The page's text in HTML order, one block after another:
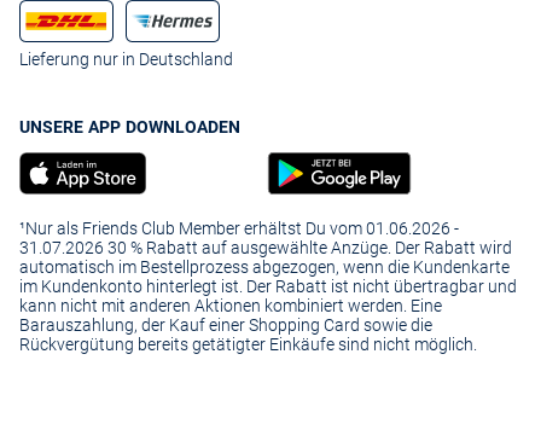
Lieferung nur in Deutschland
UNSERE APP DOWNLOADEN
¹Nur als Friends Club Member erhältst Du vom 01.06.2026 -
31.07.2026 30 % Rabatt auf ausgewählte Anzüge. Der Rabatt wird
automatisch im Bestellprozess abgezogen, wenn die Kundenkarte
im Kundenkonto hinterlegt ist. Der Rabatt ist nicht übertragbar und
kann nicht mit anderen Aktionen kombiniert werden. Eine
Barauszahlung, der Kauf einer Shopping Card sowie die
Rückvergütung bereits getätigter Einkäufe sind nicht möglich.